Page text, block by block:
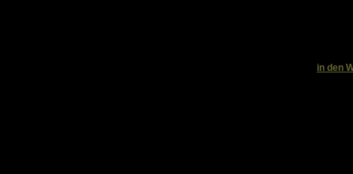
in den